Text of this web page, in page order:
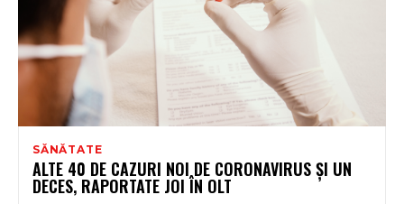
SĂNĂTATE
ALTE 40 DE CAZURI NOI DE CORONAVIRUS ȘI UN
DECES, RAPORTATE JOI ÎN OLT